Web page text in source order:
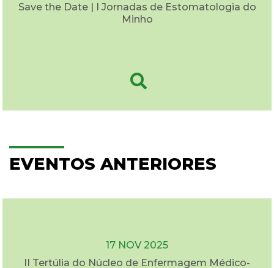
Save the Date | I Jornadas de Estomatologia do
Minho
EVENTOS ANTERIORES
17 NOV 2025
II Tertúlia do Núcleo de Enfermagem Médico-